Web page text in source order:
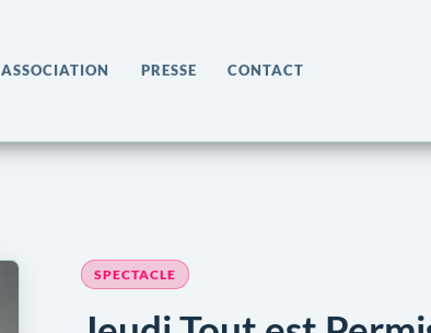
ASSOCIATION PRESSE CONTACT
SPECTACLE